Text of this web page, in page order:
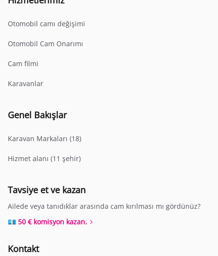
Otomobil camı değişimi
Otomobil Cam Onarımı
Cam filmi
Karavanlar
Genel Bakışlar
Karavan Markaları (18)
Hizmet alanı (11 şehir)
Tavsiye et ve kazan
Ailede veya tanıdıklar arasında cam kırılması mı gördünüz?
💶 50 € komisyon kazan.
Kontakt